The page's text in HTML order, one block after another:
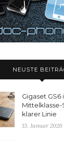
NEUSTE
Gigaset GS6
klarer Linie
13. Januar 2026